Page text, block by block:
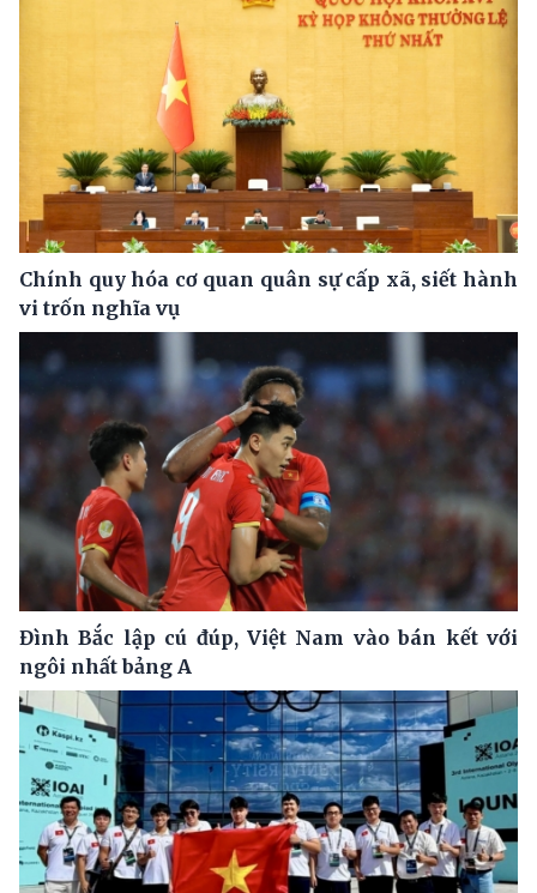
Chính quy hóa cơ quan quân sự cấp xã, siết hành
vi trốn nghĩa vụ
Đình Bắc lập cú đúp, Việt Nam vào bán kết với
ngôi nhất bảng A